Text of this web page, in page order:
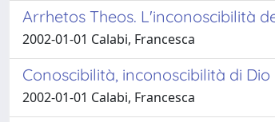
Arrhetos Theos. L'inconoscibilità
2002-01-01 Calabi, Francesca
Conoscibilità, inconoscibilità di
2002-01-01 Calabi, Francesca